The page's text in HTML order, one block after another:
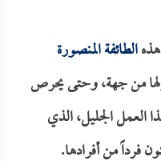
الطائفة المنصورة
من جهة، وحتى يحرص
العمل الجليل، الذي
فرداً من أفرادها.